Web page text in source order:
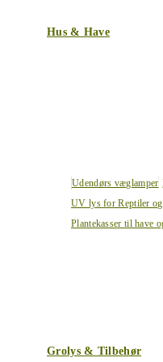
Hus & Have
Udendørs væglamper
UV lys for Reptiler
Plantekasser til have
Grolys & Tilbehør